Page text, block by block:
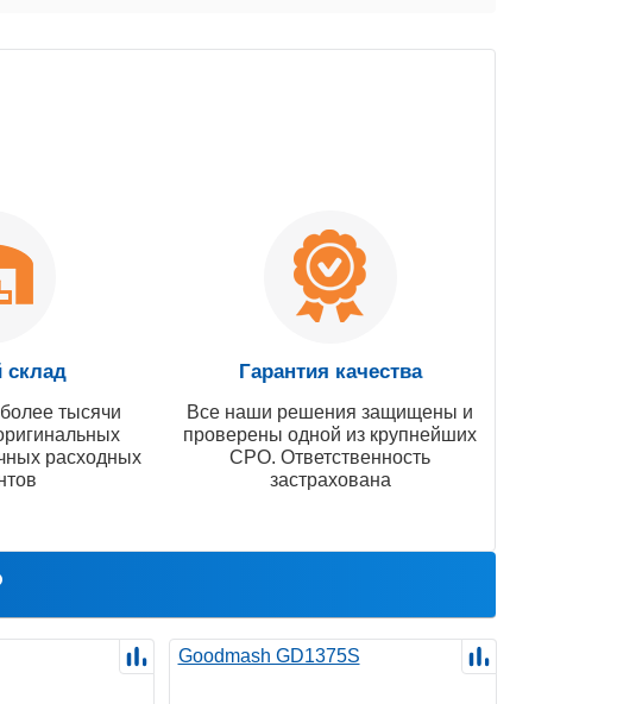
тысячи
расходных
Гарантия качества
Все наши решения защищены и
проверены одной из крупнейших
СРО. Ответственность
застрахована
Goodmash GD1375S